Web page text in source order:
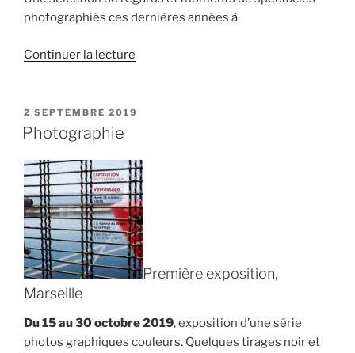
photographiés ces dernières années à
Continuer la lecture
:
bulles
de
scènes » »
PUBLIÉ
LE
2 SEPTEMBRE 2019
Photographie
Première exposition,
Marseille
Du 15 au 30 octobre 2019, exposition d’une série
photos graphiques couleurs. Quelques tirages noir et